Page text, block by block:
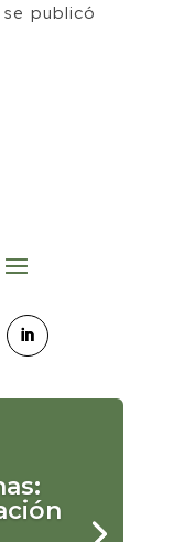
se publicó